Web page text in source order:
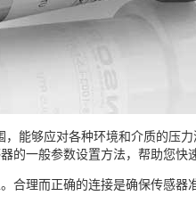
能够应对各种环境和介质的压
一般参数设置方法，帮助您快
理而正确的连接是确保传感器